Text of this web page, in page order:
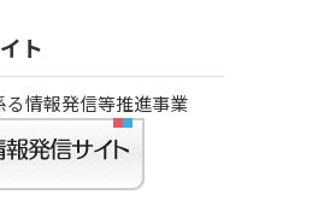
ト
る情報発信等推進事業